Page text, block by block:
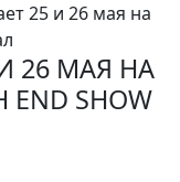
25 и 26 мая на
26 МАЯ НА
SHOW